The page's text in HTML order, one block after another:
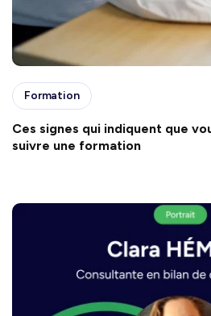
Formation
Ces signes qui indiquent que
suivre une formation